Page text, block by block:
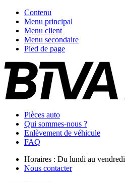
Contenu
Menu principal
Menu client
Menu secondaire
Pied de page
Pièces auto
Qui sommes-nous ?
Enlèvement de véhicule
FAQ
Horaires : Du lundi au
Nous contacter